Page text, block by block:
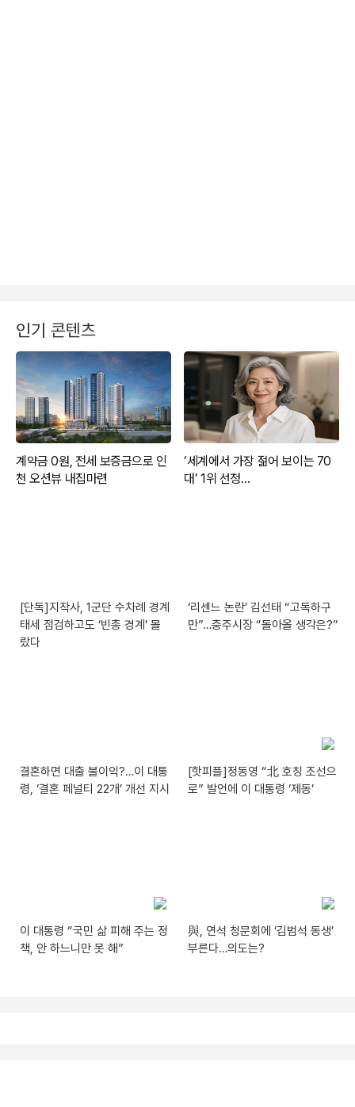
인기 콘텐츠
[단독]지작사, 1군단 수차례 경계
태세 점검하고도 ‘빈총 경계’ 몰
랐다
‘리센느 논란’ 김선태 “고독하구
만”…충주시장 “돌아올 생각은?”
결혼하면 대출 불이익?…이 대통
령, ‘결혼 페널티 22개’ 개선 지시
[핫피플]정동영 “北 호칭 조선으
로” 발언에 이 대통령 ‘제동’
이 대통령 “국민 삶 피해 주는 정
책, 안 하느니만 못 해”
與, 연석 청문회에 ‘김범석 동생’
부른다…의도는?